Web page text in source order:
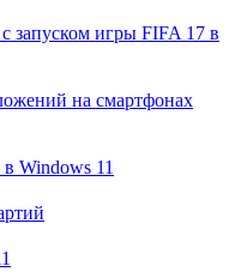
запуском игры FIFA 17 в
на смартфонах
Windows 11